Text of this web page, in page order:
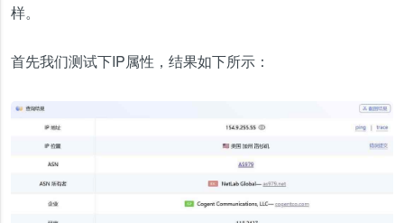
样。
首先我们测试下IP属性，结果如下所示：